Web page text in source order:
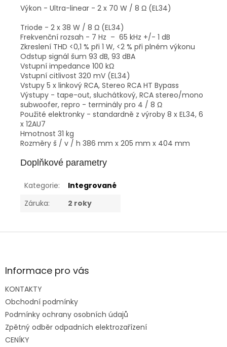
Výkon - Ultra-linear - 2 x 70 W / 8 Ω (EL34)
Triode - 2 x 38 W / 8 Ω (EL34)
Frekvenční rozsah - 7 Hz – 65 kHz +/- 1 dB
Zkreslení THD <0,1 % při 1 W, <2 % při plném výkonu
Odstup signál šum 93 dB, 93 dBA
Vstupní impedance 100 kΩ
Vstupní citlivost 320 mV (EL34)
Vstupy 5 x linkový RCA, Stereo RCA HT Bypass
Výstupy - tape-out, sluchátkový, RCA stereo/mono
subwoofer, repro - terminály pro 4 / 8 Ω
Použité elektronky - standardně z výroby 8 x EL34, 6
x 12AU7
Hmotnost 31 kg
Rozměry š / v / h 386 mm x 205 mm x 404 mm
Doplňkové parametry
Kategorie:
Integrované
Záruka: 2 roky
Z
aInformace pro vás
KONTAKTY
Obchodní podmínky
Podmínky ochrany osobních údajů
Zpětný odběr odpadních elektrozařízení
CENÍKY